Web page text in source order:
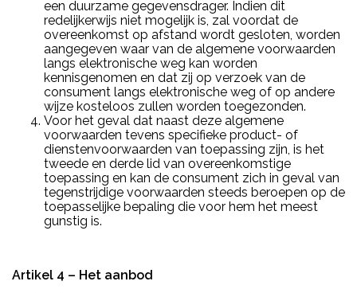
een duurzame gegevensdrager. Indien dit
redelijkerwijs niet mogelijk is, zal voordat de
overeenkomst op afstand wordt gesloten, worden
aangegeven waar van de algemene voorwaarden
langs elektronische weg kan worden
kennisgenomen en dat zij op verzoek van de
consument langs elektronische weg of op andere
wijze kosteloos zullen worden toegezonden.
Voor het geval dat naast deze algemene
voorwaarden tevens specifieke product- of
dienstenvoorwaarden van toepassing zijn, is het
tweede en derde lid van overeenkomstige
toepassing en kan de consument zich in geval van
tegenstrijdige voorwaarden steeds beroepen op de
toepasselijke bepaling die voor hem het meest
gunstig is.
Artikel 4 – Het aanbod